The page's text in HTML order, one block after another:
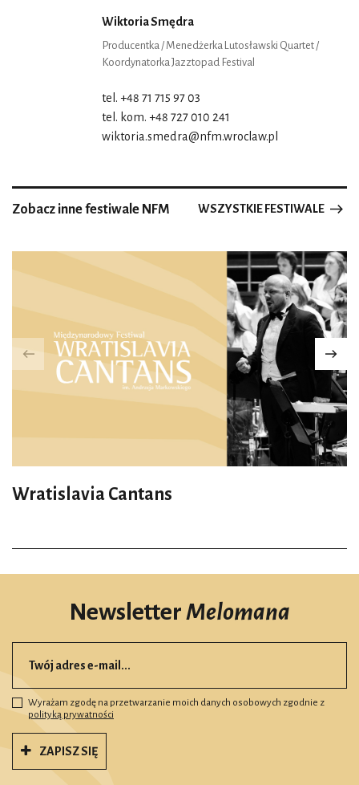
Wiktoria Smędra
Producentka / Menedżerka Lutosławski Quartet /
Koordynatorka Jazztopad Festival
tel. +48 71 715 97 03
tel. kom. +48 727 010 241
wiktoria.smedra@nfm.wroclaw.pl
Zobacz inne festiwale NFM WSZYSTKIE FESTIWALE
Wratislavia Cantans
NewsletterMelomana
Wyrażam zgodę na przetwarzanie moich danych osobowych zgodnie z
polityką prywatności
ZAPISZ SIĘ